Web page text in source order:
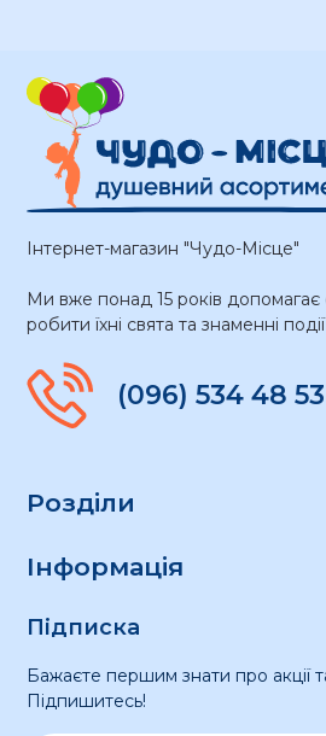
Інтернет-магазин "Чудо-Місце"
Ми вже понад 15 років допомагає
робити їхні свята та знаменні
(096) 534 48 53
Розділи
Інформація
Підписка
Бажаєте першим знати про акції
Підпишитесь!